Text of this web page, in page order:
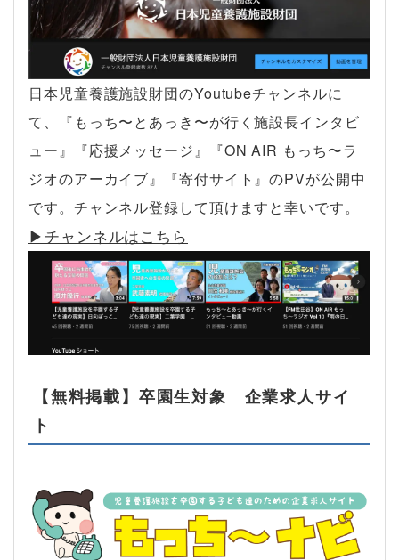
日本児童養護施設財団のYoutubeチャンネルに
て、『もっち〜とあっき〜が行く施設長インタビ
ュー』『応援メッセージ』『ON AIR もっち〜ラ
ジオのアーカイブ』『寄付サイト』のPVが公開中
です。チャンネル登録して頂けますと幸いです。
▶︎チャンネルはこちら
【無料掲載】卒園生対象 企業求人サイ
ト